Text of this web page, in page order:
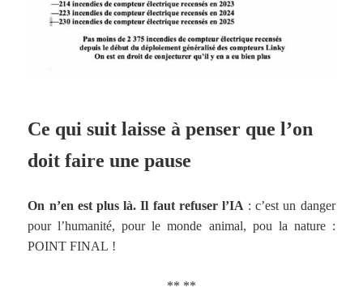
Ce qui suit laisse à penser que l’on
doit faire une pause
On n’en est plus là. Il faut refuser l’IA : c’est un danger
pour l’humanité, pour le monde animal, pou la nature :
POINT FINAL !
** **